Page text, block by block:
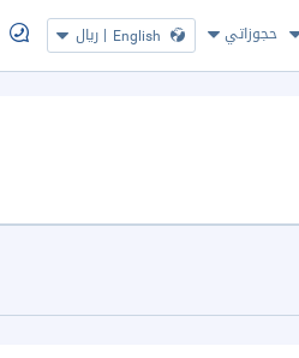
حجوزاتي English
| ريال